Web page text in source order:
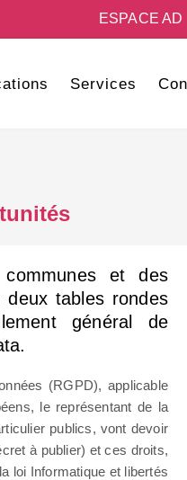
ESPACE AD
Services
et des
deux tables rondes
général de
(RGPD), applicable
le représentant de la
publics, vont devoir
à publier) et ces droits,
loi Informatique et libertés